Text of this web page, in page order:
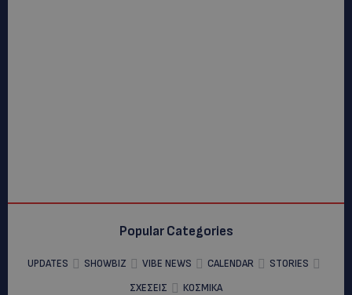
Popular Categories
UPDATES SHOWBIZ VIBE NEWS CALENDAR
STORIES
ΣΧΕΣΕΙΣ
ΚΟΣΜΙΚΑ